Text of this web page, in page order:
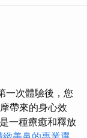
一次體驗後，您
帶來的身心效
一種療癒和釋放